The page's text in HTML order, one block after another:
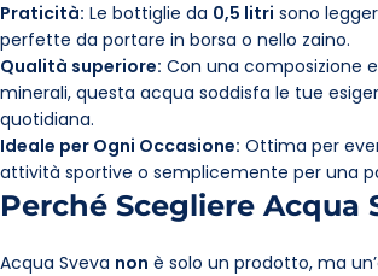
Praticità: Le bottiglie da 0,5 litri sono
perfette da portare in borsa o nello zaino.
Qualità superiore: Con una composizione
minerali, questa acqua soddisfa le tue
quotidiana.
Ideale per Ogni Occasione: Ottima per
attività sportive o semplicemente per una
Perché Scegliere Acqua
Acqua Sveva non è solo un prodotto, ma